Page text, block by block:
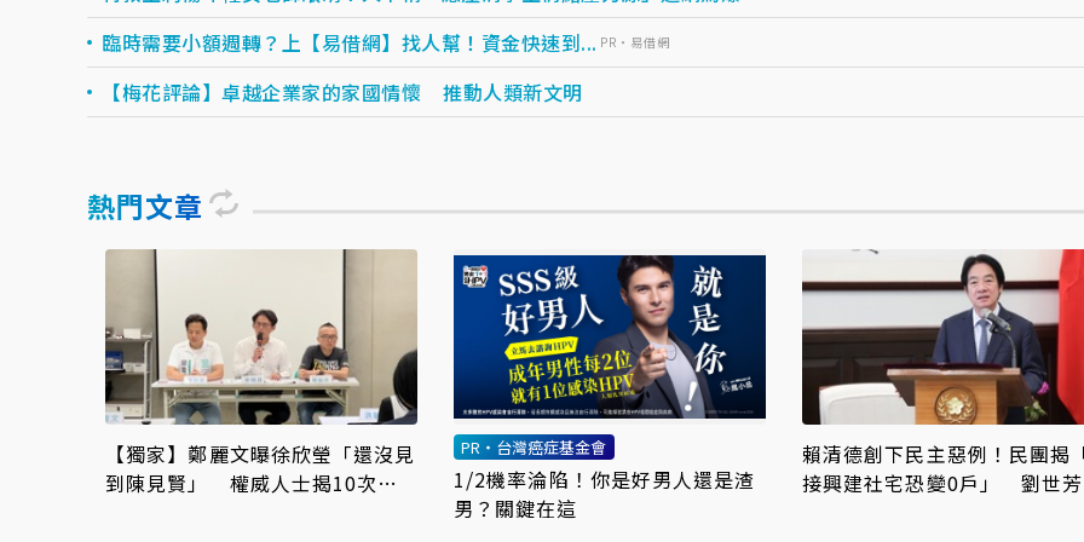
臨時需要小額週轉？上【易借網】找人幫！資金快速到... PR・易借網
【梅花評論】卓越企業家的家國情懷 推動人類新文明
熱門文章
【獨家】鄭麗文曝徐欣瑩「還沒見
到陳見賢」 權威人士揭10次接
PR・台灣癌症基金會
1/2機率淪陷！你是好男人還是渣
男？關鍵在這
賴清德創下民主惡例！民團揭
接興建社宅恐變0戶」 劉世芳